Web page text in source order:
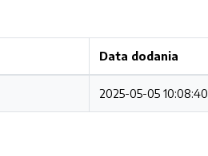
Data dodania
2025-05-05 10:08:40